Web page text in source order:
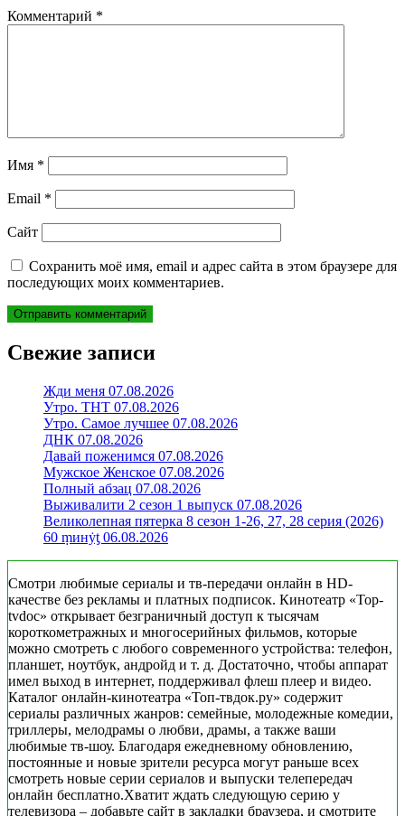
Комментарий *
Имя *
Email *
Сайт
Сохранить моё имя, email и адрес сайта в этом браузере для
последующих моих комментариев.
Свежие записи
Жди меня 07.08.2026
Утро. ТНТ 07.08.2026
Утро. Самое лучшее 07.08.2026
ДНК 07.08.2026
Давай поженимся 07.08.2026
Мужское Женское 07.08.2026
Полный абзац 07.08.2026
Выживалити 2 сезон 1 выпуск 07.08.2026
Великолепная пятерка 8 сезон 1-26, 27, 28 серия (2026)
60 ṃинẏƫ 06.08.2026
Смотри любимые сериалы и тв-передачи онлайн в HD-
качестве без рекламы и платных подписок. Кинотеатр «Top-
tvdoc» открывает безграничный доступ к тысячам
короткометражных и многосерийных фильмов, которые
можно смотреть с любого современного устройства: телефон,
планшет, ноутбук, андройд и т. д. Достаточно, чтобы аппарат
имел выход в интернет, поддерживал флеш плеер и видео.
Каталог онлайн-кинотеатра «Топ-твдок.ру» содержит
сериалы различных жанров: семейные, молодежные комедии,
триллеры, мелодрамы о любви, драмы, а также ваши
любимые тв-шоу. Благодаря ежедневному обновлению,
постоянные и новые зрители ресурса могут раньше всех
смотреть новые серии сериалов и выпуски телепередач
онлайн бесплатно.Хватит ждать следующую серию у
телевизора – добавьте сайт в закладки браузера, и смотрите